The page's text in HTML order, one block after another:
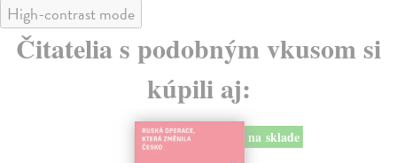
High-contrast mode
Čitatelia s podobným vkusom si
kúpili aj:
na sklade